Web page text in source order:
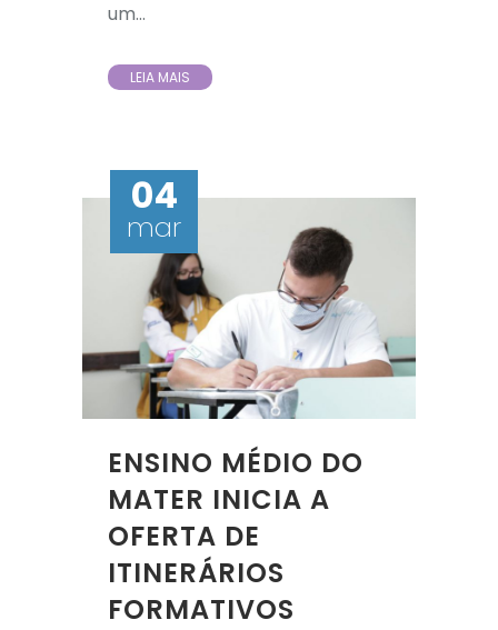
um...
LEIA MAIS
04
mar
ENSINO MÉDIO DO
MATER INICIA A
OFERTA DE
ITINERÁRIOS
FORMATIVOS